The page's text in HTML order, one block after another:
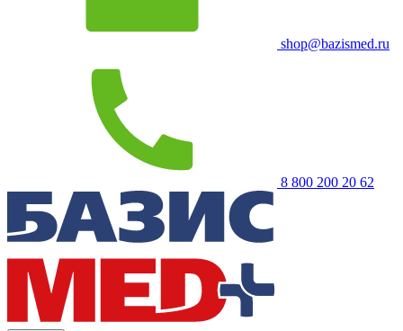
shop@bazismed.ru
8 800 200 20 62